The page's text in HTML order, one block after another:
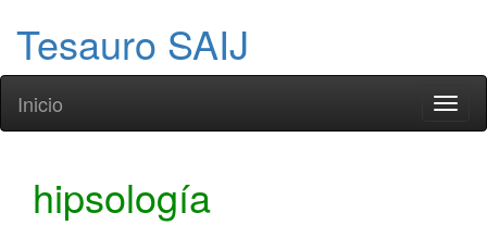
Tesauro SAIJ
Inicio
hipsología